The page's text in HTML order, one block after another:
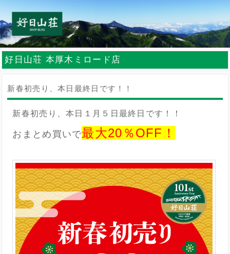
好日山荘 本厚木ミロード店
新春初売り、本日最終日です！！
新春初売り、本日１月５日最終日です！！
おまとめ買いで最大20％OFF！